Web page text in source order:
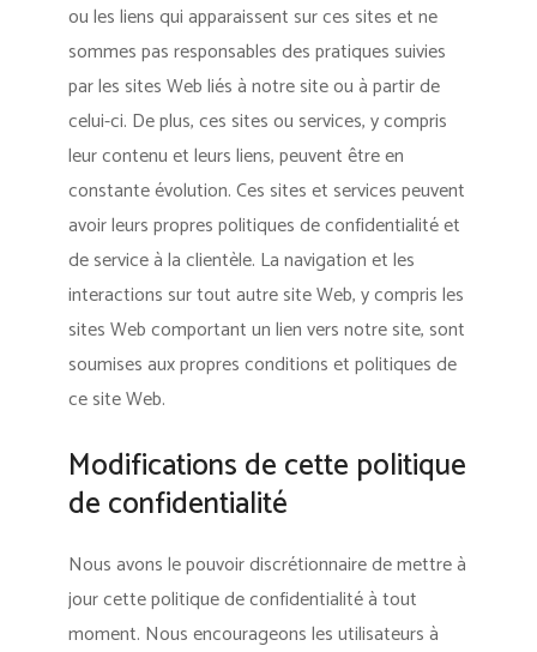
ou les liens qui apparaissent sur ces sites et ne
sommes pas responsables des pratiques suivies
par les sites Web liés à notre site ou à partir de
celui-ci. De plus, ces sites ou services, y compris
leur contenu et leurs liens, peuvent être en
constante évolution. Ces sites et services peuvent
avoir leurs propres politiques de confidentialité et
de service à la clientèle. La navigation et les
interactions sur tout autre site Web, y compris les
sites Web comportant un lien vers notre site, sont
soumises aux propres conditions et politiques de
ce site Web.
Modifications de cette politique
de confidentialité
Nous avons le pouvoir discrétionnaire de mettre à
jour cette politique de confidentialité à tout
moment. Nous encourageons les utilisateurs à